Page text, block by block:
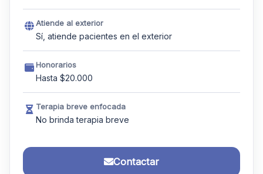
Atiende al exterior
Sí, atiende pacientes en el exterior
Honorarios
Hasta $20.000
Terapia breve enfocada
No brinda terapia breve
Contactar